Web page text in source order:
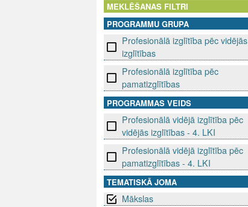
D
L
MEKLĒŠANAS FILTRI
PROGRAMMU GRUPA
Profesionālā izglītība pēc vidējās
izglītības
Profesionālā izglītība pēc
pamatizglītības
PROGRAMMAS VEIDS
Profesionālā vidējā izglītība pēc
vidējās izglītības - 4. LKI
Profesionālā vidējā izglītība pēc
pamatizglītības - 4. LKI
TEMATISKĀ JOMA
Mākslas